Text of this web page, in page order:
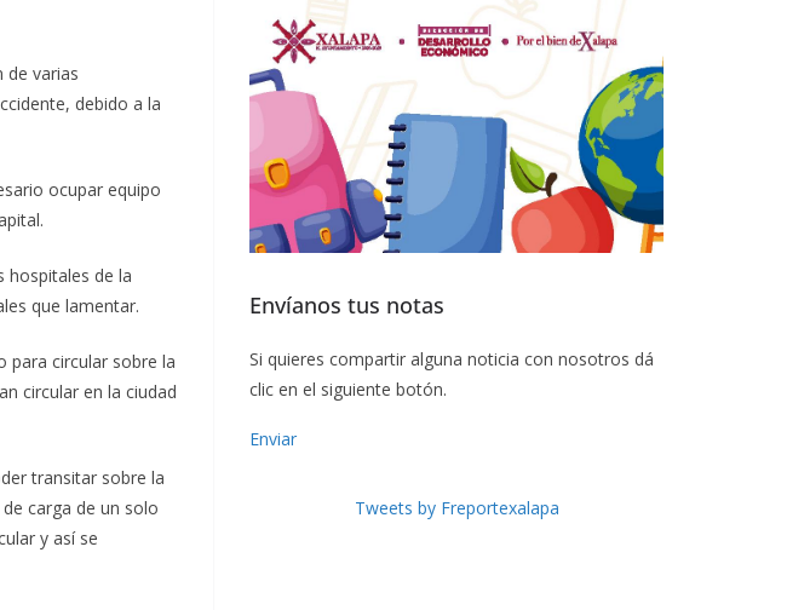
de varias
debido a la
ocupar equipo
hospitales de la
que lamentar.
para circular sobre la
circular en la ciudad
transitar sobre la
carga de un solo
y así se
Envíanos tus notas
Si quieres compartir alguna noticia con nosotros dá
clic en el siguiente botón.
Enviar
Tweets by Freportexalapa